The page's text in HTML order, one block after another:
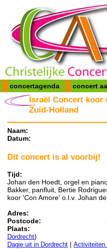
concertagenda concert
Israël Concert koor
Zuid-Holland
Naam:
Datum:
Dit concert is al voorbij!
Tijd:
Johan den Hoedt, orgel en
Bakker, panfluit, Bertie
koor 'Con Amore' o.l.v. Johan
Adres:
Postcode:
Plaats:
Dordrecht)
Dagje uit in Dordrecht | Activiteiten